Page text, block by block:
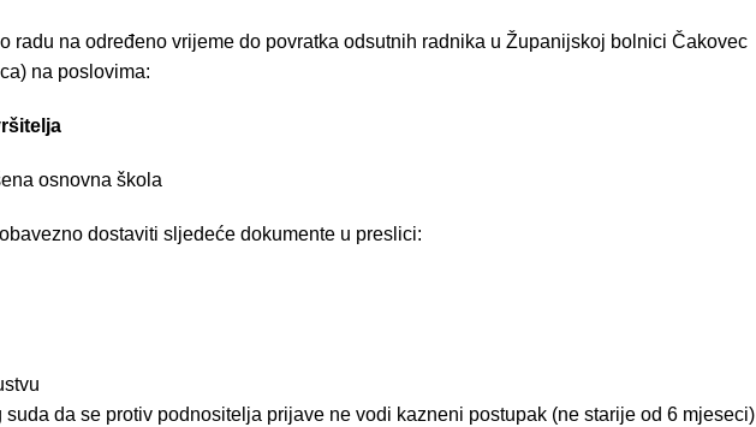
radu na određeno vrijeme do povratka odsutnih radnika u Županijskoj bolnici Čakovec
na poslovima:
osnovna škola
dostaviti sljedeće dokumente u preslici:
da se protiv podnositelja prijave ne vodi kazneni postupak (ne starije od 6 mjeseci)